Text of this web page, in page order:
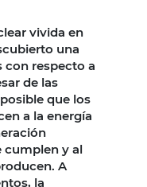
vivida en
una
con respecto a
de las
que los
a la energía
cumplen y al
A
la